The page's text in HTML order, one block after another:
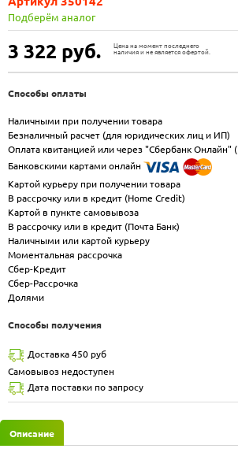
3 322 руб.
Цена на момент последнего
наличия и не является офертой.
Подберём аналог
Способы оплаты
Наличными при получении товара
Безналичный расчет (для юридических лиц и ИП)
Оплата квитанцией или через "Сбербанк Онлайн"
Банковскими картами онлайн
Картой курьеру при получении товара
В рассрочку или в кредит (Home Credit)
Картой в пункте самовывоза
В рассрочку или в кредит (Почта Банк)
Наличными или картой курьеру
Моментальная рассрочка
Сбер-Кредит
Сбер-Рассрочка
Долями
Способы получения
Доставка 450 руб
Самовывоз недоступен
Дата поставки по запросу
Описание